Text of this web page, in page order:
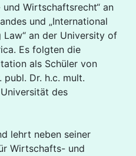
Wirtschaftsrecht“ an
und „International
Law“ an der University of
Es folgten die
als Schüler von
publ. Dr. h.c. mult.
des
lehrt neben seiner
Wirtschafts- und